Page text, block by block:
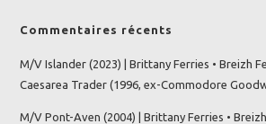
Commentaires récents
M/V Islander (2023) | Brittany Ferries • Breizh
Caesarea Trader (1996, ex-Commodore
M/V Pont-Aven (2004) | Brittany Ferries •